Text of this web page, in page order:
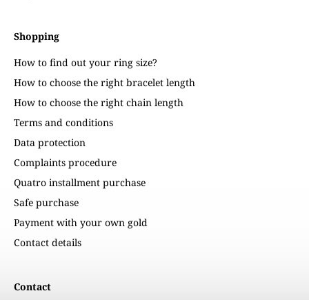
Shopping
How to find out your ring size?
How to choose the right bracelet length
How to choose the right chain length
Terms and conditions
Data protection
Complaints procedure
Quatro installment purchase
Safe purchase
Payment with your own gold
Contact details
Contact